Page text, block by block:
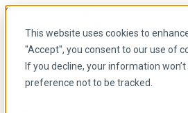
This website uses cookies to
"Accept", you consent to our use of
If you decline, your information
preference not to be tracked.
Skip to main content
French
Arabic
Anglais
Français